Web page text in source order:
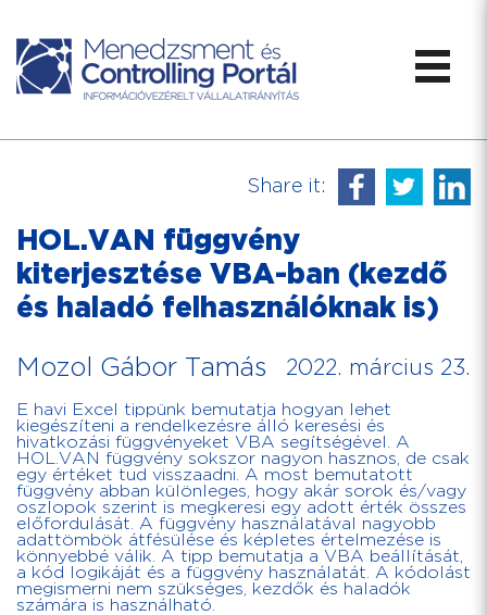
Share it:
HOL.VAN függvény
kiterjesztése VBA-ban (kezdő
és haladó felhasználóknak is)
Mozol Gábor Tamás 2022. március 23.
E havi Excel tippünk bemutatja hogyan lehet
kiegészíteni a rendelkezésre álló keresési és
hivatkozási függvényeket VBA segítségével. A
HOL.VAN függvény sokszor nagyon hasznos, de csak
egy értéket tud visszaadni. A most bemutatott
függvény abban különleges, hogy akár sorok és/vagy
oszlopok szerint is megkeresi egy adott érték összes
előfordulását. A függvény használatával nagyobb
adattömbök átfésülése és képletes értelmezése is
könnyebbé válik. A tipp bemutatja a VBA beállítását,
a kód logikáját és a függvény használatát. A kódolást
megismerni nem szükséges, kezdők és haladók
számára is használható.